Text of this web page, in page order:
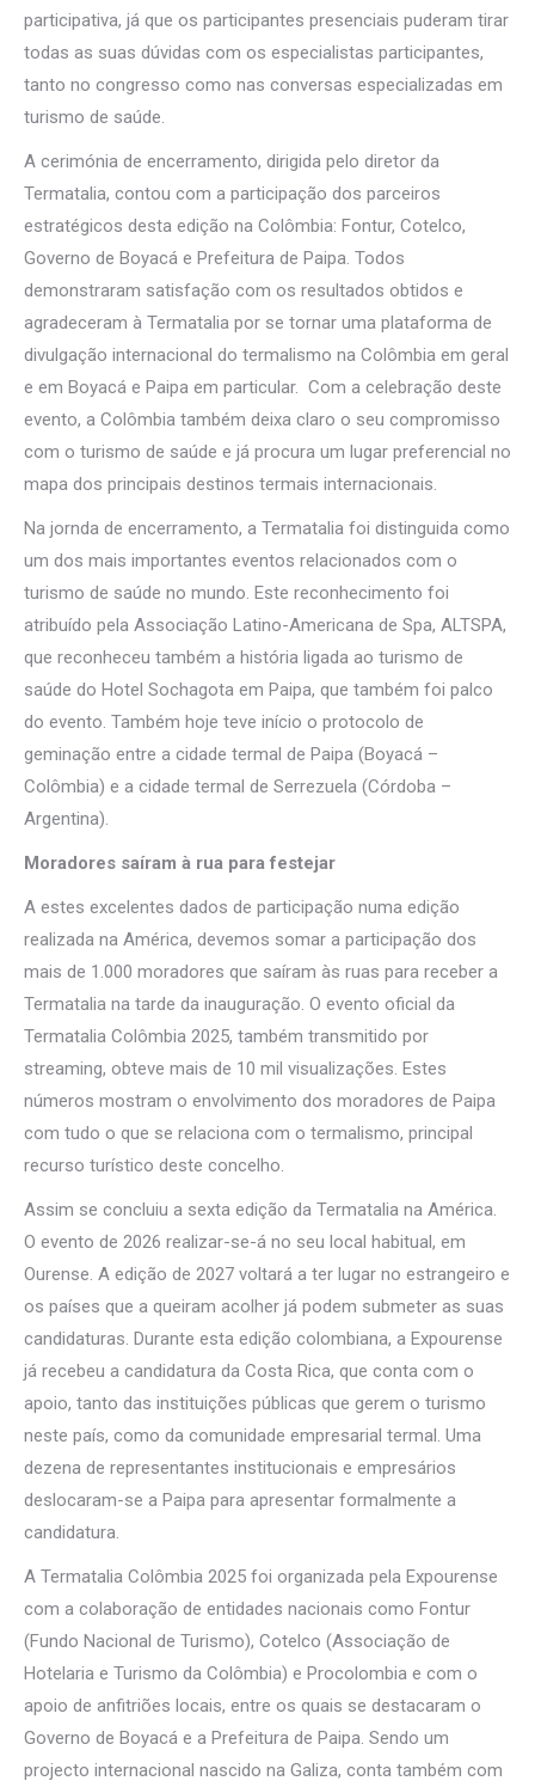
participativa, já que os participantes presenciais puderam tirar
todas as suas dúvidas com os especialistas participantes,
tanto no congresso como nas conversas especializadas em
turismo de saúde.
A cerimónia de encerramento, dirigida pelo diretor da
Termatalia, contou com a participação dos parceiros
estratégicos desta edição na Colômbia: Fontur, Cotelco,
Governo de Boyacá e Prefeitura de Paipa. Todos
demonstraram satisfação com os resultados obtidos e
agradeceram à Termatalia por se tornar uma plataforma de
divulgação internacional do termalismo na Colômbia em geral
e em Boyacá e Paipa em particular. Com a celebração deste
evento, a Colômbia também deixa claro o seu compromisso
com o turismo de saúde e já procura um lugar preferencial no
mapa dos principais destinos termais internacionais.
Na jornda de encerramento, a Termatalia foi distinguida como
um dos mais importantes eventos relacionados com o
turismo de saúde no mundo. Este reconhecimento foi
atribuído pela Associação Latino-Americana de Spa, ALTSPA,
que reconheceu também a história ligada ao turismo de
saúde do Hotel Sochagota em Paipa, que também foi palco
do evento. Também hoje teve início o protocolo de
geminação entre a cidade termal de Paipa (Boyacá –
Colômbia) e a cidade termal de Serrezuela (Córdoba –
Argentina).
Moradores saíram à rua para festejar
A estes excelentes dados de participação numa edição
realizada na América, devemos somar a participação dos
mais de 1.000 moradores que saíram às ruas para receber a
Termatalia na tarde da inauguração. O evento oficial da
Termatalia Colômbia 2025, também transmitido por
streaming, obteve mais de 10 mil visualizações. Estes
números mostram o envolvimento dos moradores de Paipa
com tudo o que se relaciona com o termalismo, principal
recurso turístico deste concelho.
Assim se concluiu a sexta edição da Termatalia na América.
O evento de 2026 realizar-se-á no seu local habitual, em
Ourense. A edição de 2027 voltará a ter lugar no estrangeiro e
os países que a queiram acolher já podem submeter as suas
candidaturas. Durante esta edição colombiana, a Expourense
já recebeu a candidatura da Costa Rica, que conta com o
apoio, tanto das instituições públicas que gerem o turismo
neste país, como da comunidade empresarial termal. Uma
dezena de representantes institucionais e empresários
deslocaram-se a Paipa para apresentar formalmente a
candidatura.
A Termatalia Colômbia 2025 foi organizada pela Expourense
com a colaboração de entidades nacionais como Fontur
(Fundo Nacional de Turismo), Cotelco (Associação de
Hotelaria e Turismo da Colômbia) e Procolombia e com o
apoio de anfitriões locais, entre os quais se destacaram o
Governo de Boyacá e a Prefeitura de Paipa. Sendo um
projecto internacional nascido na Galiza, conta também com